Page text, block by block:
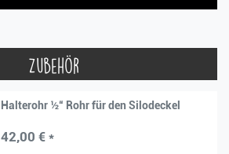
Zubehör
Halterohr ½“ Rohr für den Silodeckel
42,00 € *